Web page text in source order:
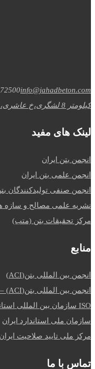
info@jahadbeton.com
کیلومتر 8 لشگری،خ عاشری، تقاطع جلال
لینک های مفید
انجمن بتن ایران
انجمن علمی بتن ایران
انجمن صنفی تولیدکنندگان
نشریه علمی مصالح و سازه
مرکز تحقیقات بتن (متب)
منابع
انجمن بین المللی بتن(ACI)
انجمن بین المللی بتن(ACI) – شاخه ایران
ISO سازمان بین المللی استاندارد
سازمان ملی استاندارد ایران
مرکز ملی تایید صلاحیت ایران
تماس با ما